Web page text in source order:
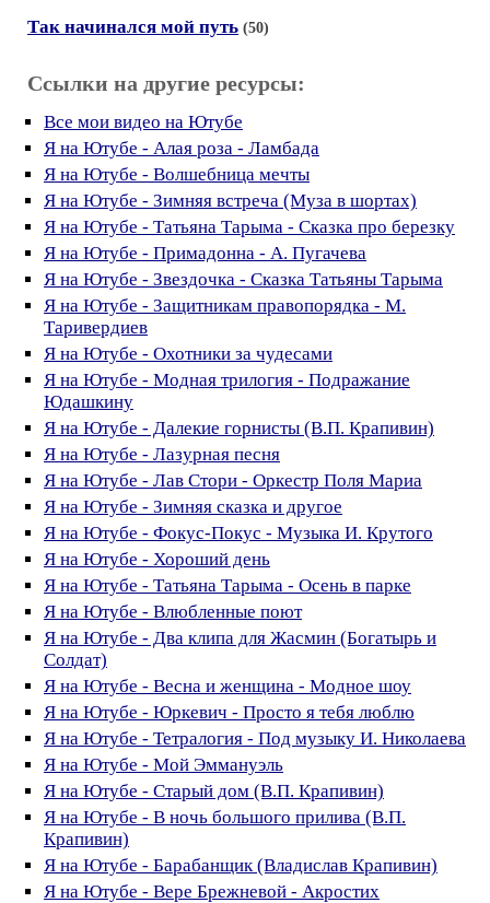
Так начинался мой путь (50)
Ссылки на другие ресурсы:
Все мои видео на Ютубе
Я на Ютубе - Алая роза - Ламбада
Я на Ютубе - Волшебница мечты
Я на Ютубе - Зимняя встреча (Муза в шортах)
Я на Ютубе - Татьяна Тарыма - Сказка про березку
Я на Ютубе - Примадонна - А. Пугачева
Я на Ютубе - Звездочка - Сказка Татьяны Тарыма
Я на Ютубе - Защитникам правопорядка - М.
Таривердиев
Я на Ютубе - Охотники за чудесами
Я на Ютубе - Модная трилогия - Подражание
Юдашкину
Я на Ютубе - Далекие горнисты (В.П. Крапивин)
Я на Ютубе - Лазурная песня
Я на Ютубе - Лав Стори - Оркестр Поля Мариа
Я на Ютубе - Зимняя сказка и другое
Я на Ютубе - Фокус-Покус - Музыка И. Крутого
Я на Ютубе - Хороший день
Я на Ютубе - Татьяна Тарыма - Осень в парке
Я на Ютубе - Влюбленные поют
Я на Ютубе - Два клипа для Жасмин (Богатырь и
Солдат)
Я на Ютубе - Весна и женщина - Модное шоу
Я на Ютубе - Юркевич - Просто я тебя люблю
Я на Ютубе - Тетралогия - Под музыку И. Николаева
Я на Ютубе - Мой Эммануэль
Я на Ютубе - Старый дом (В.П. Крапивин)
Я на Ютубе - В ночь большого прилива (В.П.
Крапивин)
Я на Ютубе - Барабанщик (Владислав Крапивин)
Я на Ютубе - Вере Брежневой - Акростих